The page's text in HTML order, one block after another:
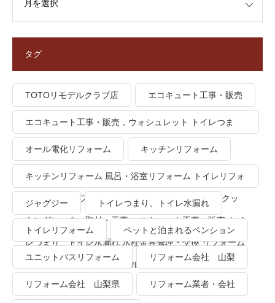
タグ
TOTOリモデルクラブ店 エコキュート工事・販売
エコキュート工事・販売，ウォシュレット トイレつま
り、トイレ水漏れ
オール電化リフォーム キッチンリフォーム
キッチンリフォーム 風呂・浴室リフォーム トイレリフォ
ーム 洗面所リフォーム オール電化リフォーム ＩＨクッ
キングヒーター取付・工事 エコキュート工事・販売 トイ
レつまり、トイレ水漏れ 水栓金具修理・交換 リフォーム
業者・会社 ＴＯＴＯリモデルクラブ
ジャグジー トイレつまり、トイレ水漏れ
トイレリフォーム ペットと泊まれるペンション
ユニットバスリフォーム リフォーム会社 山梨
リフォーム会社 山梨県 リフォーム業者・会社